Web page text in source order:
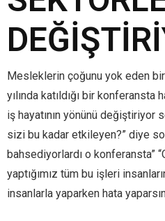
Mesleklerin çoğunu yok eden
yılında katıldığı bir
iş hayatının yönünü değiştiriyor
sizi bu kadar etkileyen?” diye
bahsediyorlardı o konferansta”
yaptığımız tüm bu işleri
insanlarla yaparken hata